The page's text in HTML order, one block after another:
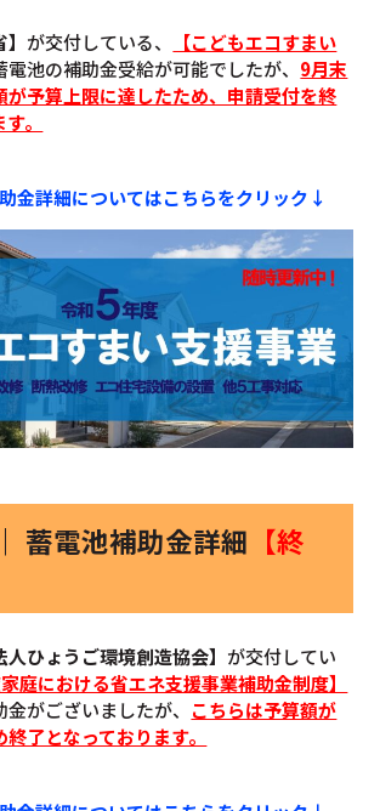
が交付している、
【こどもエコすまい
電池の補助金受給が可能でしたが、 9月末
が予算上限に達したため、申請受付を終
。
金詳細についてはこちらをクリック↓
蓄電池補助金詳細 【終
人ひょうご環境創造協会】 が交付してい
家庭における省エネ支援事業補助金制度】
がございましたが、 こちらは予算額が
了となっております。